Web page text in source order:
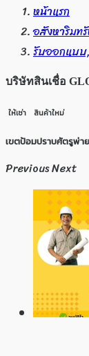
หน้าแรก
อสังหาริมท
รับออกแบบ
บริษัทสินเชื่อ
ให้เช่า สินค้าใหม่
เขตป้อมปราบศัตรูพ่าย
PreviousNext